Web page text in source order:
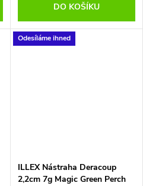
DO KOŠÍKU
Odesíláme ihned
ILLEX Nástraha Deracoup
2,2cm 7g Magic Green Perch